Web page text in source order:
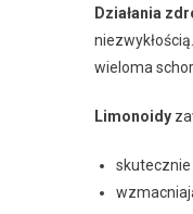
Działania
wieloma
Limonoidy
skutecznie